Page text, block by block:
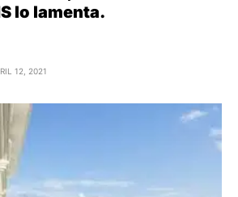
lo lamenta.
12, 2021